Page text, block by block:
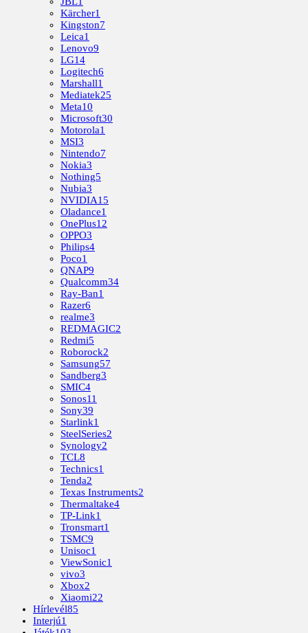
Kärcher1
Kingston7
Leica1
Lenovo9
LG14
Logitech6
Marshall1
Mediatek25
Meta10
Microsoft30
Motorola1
MSI3
Nintendo7
Nokia3
Nothing5
Nubia3
NVIDIA15
Oladance1
OnePlus12
OPPO3
Philips4
Poco1
QNAP9
Qualcomm34
Ray-Ban1
Razer6
realme3
REDMAGIC2
Redmi5
Roborock2
Samsung57
Sandberg3
SMIC4
Sonos11
Sony39
Starlink1
SteelSeries2
Synology2
TCL8
Technics1
Tenda2
Texas Instruments2
Thermaltake4
TP-Link1
Tronsmart1
TSMC9
Unisoc1
ViewSonic1
vivo3
Xbox2
Xiaomi22
Hírlevél85
Interjú1